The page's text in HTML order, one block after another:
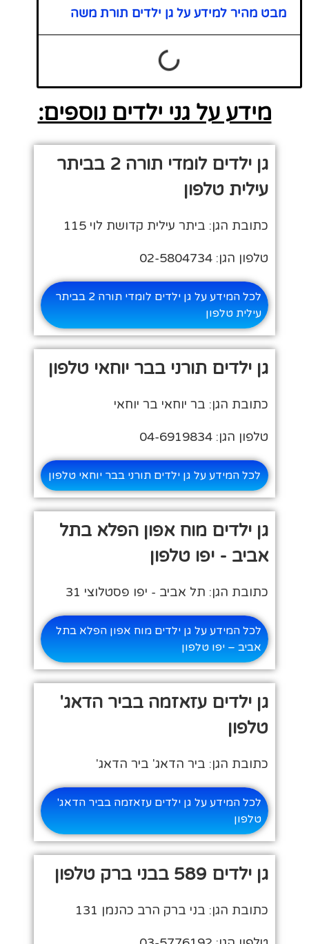
מבט מהיר למידע על גן ילדים תורת משה
מידע על גני ילדים נוספים:
גן ילדים לומדי תורה 2 בביתר
עילית טלפון
כתובת הגן: ביתר עילית קדושת לוי 115
טלפון הגן: 02-5804734
לכל המידע על גן ילדים לומדי תורה 2 בביתר
עילית טלפון
גן ילדים תורני בבר יוחאי טלפון
כתובת הגן: בר יוחאי בר יוחאי
טלפון הגן: 04-6919834
לכל המידע על גן ילדים תורני בבר יוחאי טלפון
גן ילדים מוח אפון הפלא בתל
אביב - יפו טלפון
כתובת הגן: תל אביב - יפו פסטלוצי 31
לכל המידע על גן ילדים מוח אפון הפלא בתל
אביב – יפו טלפון
גן ילדים עזאזמה בביר הדאג'
טלפון
כתובת הגן: ביר הדאג' ביר הדאג'
לכל המידע על גן ילדים עזאזמה בביר הדאג'
טלפון
גן ילדים 589 בבני ברק טלפון
כתובת הגן: בני ברק הרב כהנמן 131